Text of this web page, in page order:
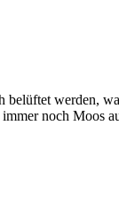
belüftet werden,
noch Moos